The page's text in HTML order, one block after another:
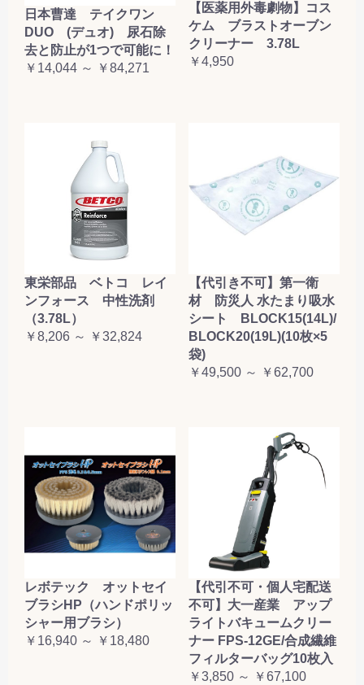
日本曹達 テイクワン
DUO (デュオ) 尿石除
去と防止が1つで可能に！
￥14,044 ～ ￥84,271
【医薬用外毒劇物】コス
ケム ブラストオーブン
クリーナー 3.78L
￥4,950
東栄部品 ベトコ レイ
ンフォース 中性洗剤
（3.78L）
￥8,206 ～ ￥32,824
【代引き不可】第一衛
材 防災人 水たまり吸水
シート BLOCK15(14L)/
BLOCK20(19L)(10枚×5
袋)
￥49,500 ～ ￥62,700
レボテック オットセイ
ブラシHP（ハンドポリッ
シャー用ブラシ）
￥16,940 ～ ￥18,480
【代引不可・個人宅配送
不可】大一産業 アップ
ライトバキュームクリー
ナー FPS-12GE/合成繊維
フィルターバッグ10枚入
￥3,850 ～ ￥67,100